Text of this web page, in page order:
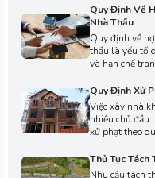
khoản thuế, lệ
diễn ra suôn sẻ
Quy Định Về
Nhà Thầu
Quy định về
thầu là yếu tố
và hạn chế
cần có, quyền
Quy Định Xử
Việc xây nhà
nhiều chủ đầu
xử phạt theo
mới nhất để
trình xây dựng.
Thủ Tục Tách
Nhu cầu tách